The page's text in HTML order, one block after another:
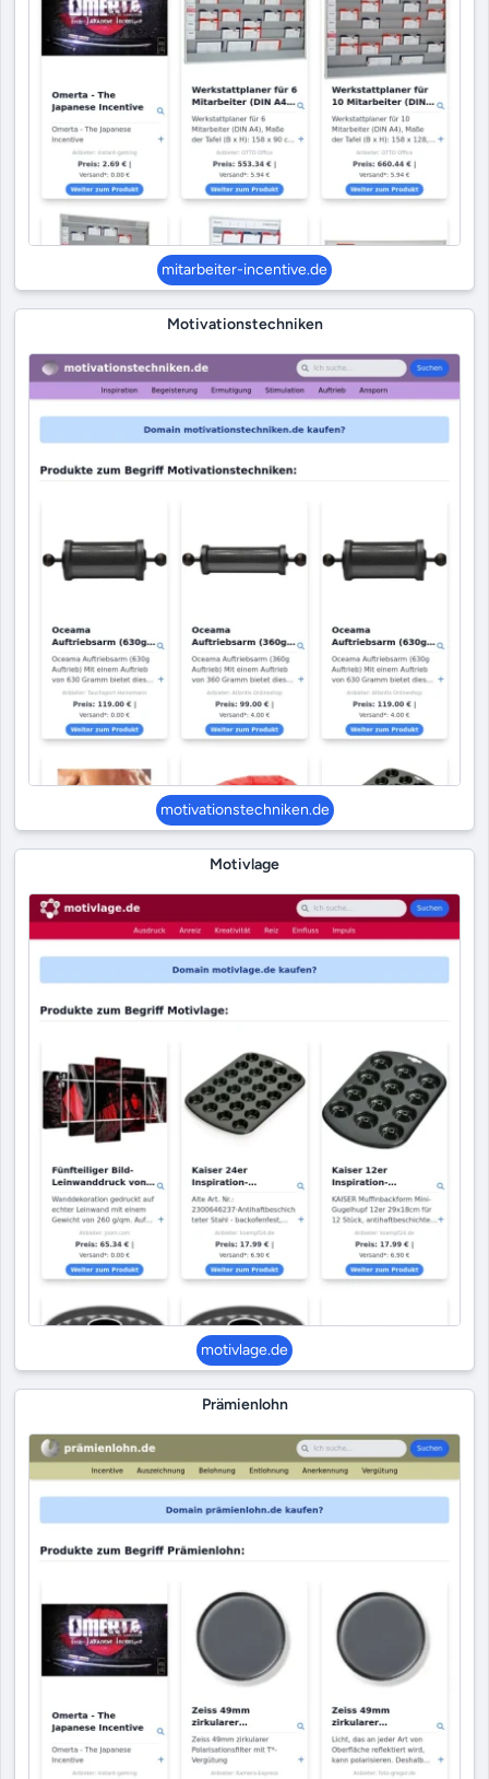
mitarbeiter-incentive.de
Motivationstechniken
motivationstechniken.de
Motivlage
motivlage.de
Prämienlohn